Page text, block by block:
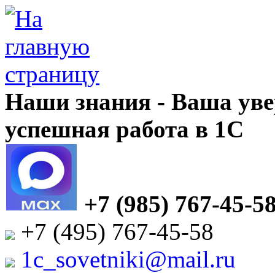
Наши знания - Ваша
успешная работа в 1С
+7 (985) 767-45-
+7 (495) 767-45-58
1c_sovetniki@mail.ru